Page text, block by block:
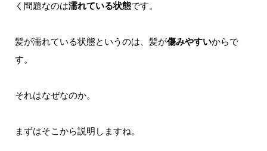
く問題なのは濡れている状態です。
髪が濡れている状態というのは、髪が傷みやすいからで
す。
それはなぜなのか。
まずはそこから説明しますね。